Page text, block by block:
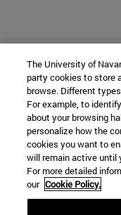
The University of
party cookies to store
browse. Different
For example, to
about your browsing
personalize how the
cookies you want to
will remain active until
For more detailed
our Cookie Policy.